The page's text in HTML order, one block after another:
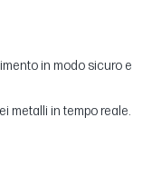
in modo sicuro e
metalli in tempo reale.